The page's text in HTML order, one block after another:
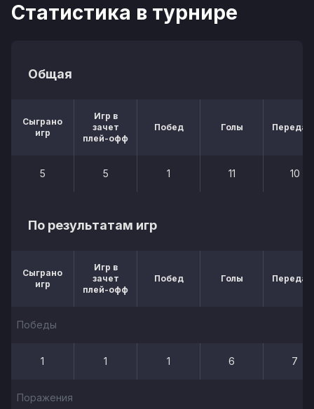
Статистика в турнире
Общая
Сыграно
игр
Игр в
зачет
плей-офф
Побед Голы
5 5 1 11 10
По результатам игр
Сыграно
игр
Игр в
зачет
плей-офф
Побед Голы
Победы
1 1 1 6 7
Поражения